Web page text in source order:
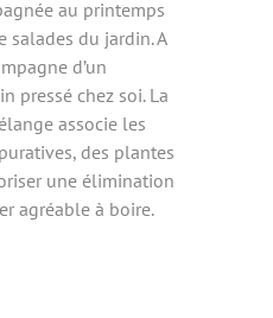
au printemps
salades du jardin. A
d’un
pressé chez soi. La
associe les
des plantes
une élimination
agréable à boire.